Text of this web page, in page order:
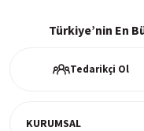
Türkiye’nin En
Tedarikçi Ol
KURUMSAL